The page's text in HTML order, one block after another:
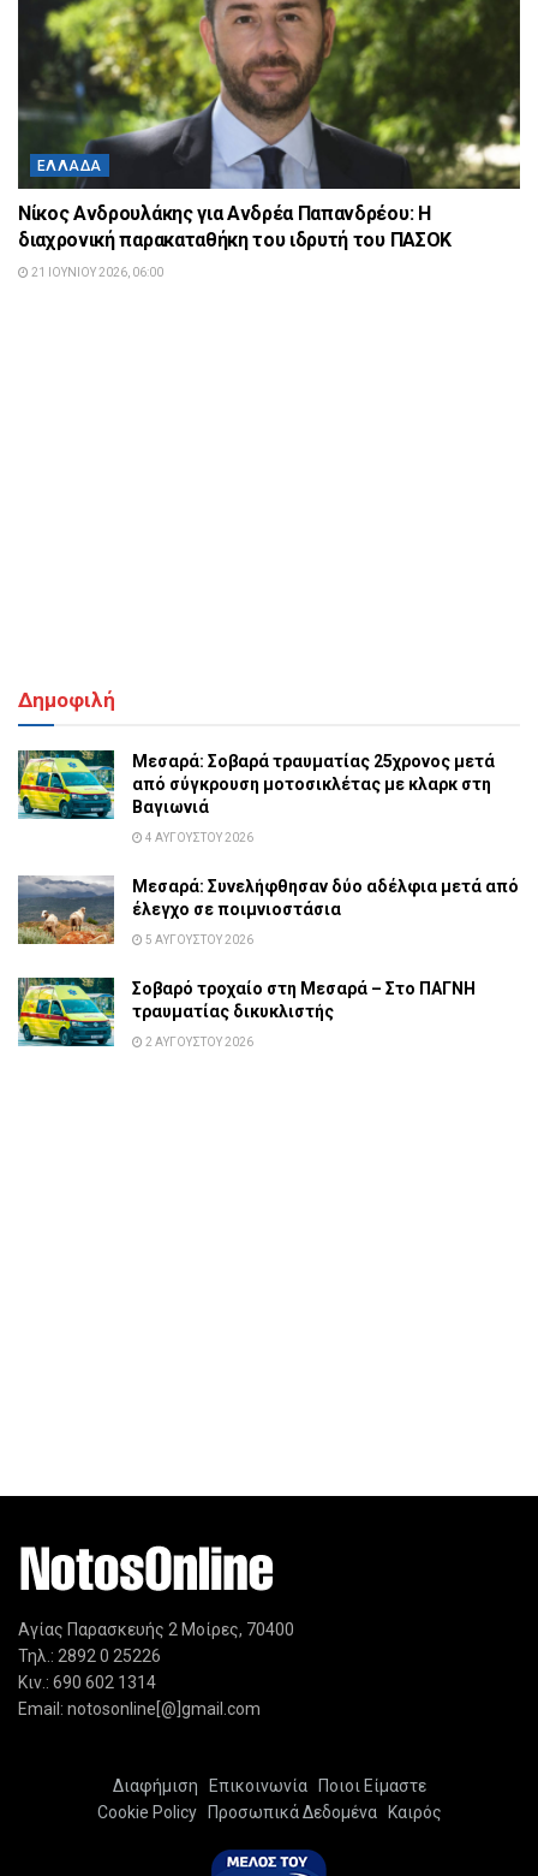
ΕΛΛΆΔΑ
Νίκος Ανδρουλάκης για Ανδρέα Παπανδρέου: Η
διαχρονική παρακαταθήκη του ιδρυτή του ΠΑΣΟΚ
21 ΙΟΥΝΊΟΥ 2026, 06:00
Δημοφιλή
Μεσαρά: Σοβαρά τραυματίας 25χρονος μετά
από σύγκρουση μοτοσικλέτας με κλαρκ στη
Βαγιωνιά
4 ΑΥΓΟΎΣΤΟΥ 2026
Μεσαρά: Συνελήφθησαν δύο αδέλφια μετά από
έλεγχο σε ποιμνιοστάσια
5 ΑΥΓΟΎΣΤΟΥ 2026
Σοβαρό τροχαίο στη Μεσαρά – Στο ΠΑΓΝΗ
τραυματίας δικυκλιστής
2 ΑΥΓΟΎΣΤΟΥ 2026
Αγίας Παρασκευής 2 Μοίρες, 70400
Τηλ.: 2892 0 25226
Κιν.: 690 602 1314
Email: notosonline[@]gmail.com
Διαφήμιση Επικοινωνία Ποιοι Είμαστε
Cookie Policy Προσωπικά Δεδομένα Καιρός